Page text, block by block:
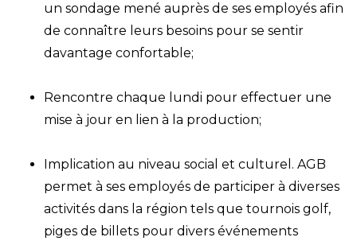
un sondage mené auprès de ses employés afin
de connaître leurs besoins pour se sentir
davantage confortable;
Rencontre chaque lundi pour effectuer une
mise à jour en lien à la production;
Implication au niveau social et culturel. AGB
permet à ses employés de participer à diverses
activités dans la région tels que tournois golf,
piges de billets pour divers événements